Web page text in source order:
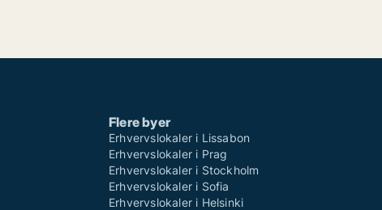
Flere byer
Erhvervslokaler i Lissabon
Erhvervslokaler i Prag
Erhvervslokaler i Stockholm
Erhvervslokaler i Sofia
Erhvervslokaler i Helsinki